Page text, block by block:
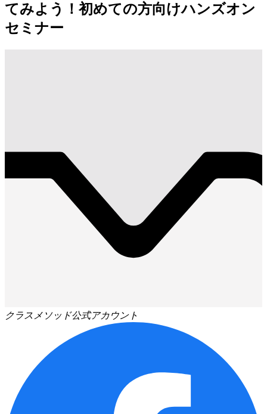
てみよう！初めての方向けハンズオン
セミナー
クラスメソッド公式アカウント